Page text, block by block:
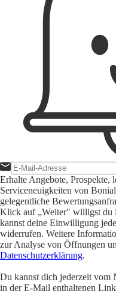
Erhalte Angebote, Prospekte,
Serviceneuigkeiten von
gelegentliche
Klick auf „Weiter" willigst du
kannst deine Einwilligung
widerrufen. Weitere
zur Analyse von Öffnungen
Datenschutzerklärung.
Du kannst dich jederzeit vom
in der E-Mail enthaltenen